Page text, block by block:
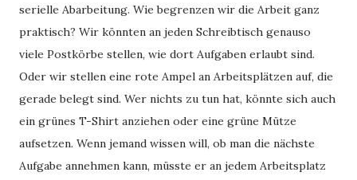
serielle Abarbeitung. Wie begrenzen wir die Arbeit ganz
praktisch? Wir könnten an jeden Schreibtisch genauso
viele Postkörbe stellen, wie dort Aufgaben erlaubt sind.
Oder wir stellen eine rote Ampel an Arbeitsplätzen auf, die
gerade belegt sind. Wer nichts zu tun hat, könnte sich auch
ein grünes T-Shirt anziehen oder eine grüne Mütze
aufsetzen. Wenn jemand wissen will, ob man die nächste
Aufgabe annehmen kann, müsste er an jedem Arbeitsplatz